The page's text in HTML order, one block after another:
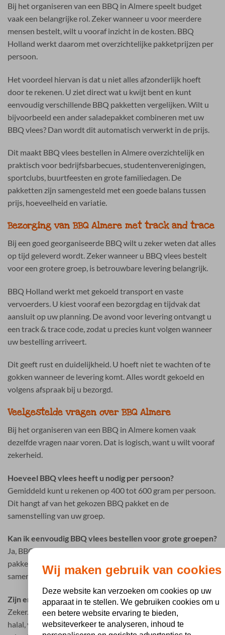
Bij het organiseren van een BBQ in Almere speelt budget
vaak een belangrijke rol. Zeker wanneer u voor meerdere
mensen bestelt, wilt u vooraf inzicht in de kosten. BBQ
Holland werkt daarom met overzichtelijke pakketprijzen per
persoon.
Het voordeel hiervan is dat u niet alles afzonderlijk hoeft
door te rekenen. U ziet direct wat u kwijt bent en kunt
eenvoudig verschillende BBQ pakketten vergelijken. Wilt u
bijvoorbeeld een ander saladepakket combineren met uw
BBQ vlees? Dan wordt dit automatisch verwerkt in de prijs.
Dit maakt BBQ vlees bestellen in Almere overzichtelijk en
praktisch voor bedrijfsbarbecues, studentenverenigingen,
sportclubs, buurtfeesten en grote familiedagen. De
pakketten zijn samengesteld met een goede balans tussen
prijs, hoeveelheid en variatie.
Bezorging van BBQ Almere met track and trace
Bij een goed georganiseerde BBQ wilt u zeker weten dat alles
op tijd geleverd wordt. Zeker wanneer u BBQ vlees bestelt
voor een grotere groep, is betrouwbare levering belangrijk.
BBQ Holland werkt met gekoeld transport en vaste
vervoerders. U kiest vooraf een bezorgdag en tijdvak dat
aansluit op uw planning. De avond voor levering ontvangt u
een track & trace code, zodat u precies kunt volgen wanneer
uw bestelling arriveert.
Dit geeft rust en duidelijkheid. U hoeft niet te wachten of te
gokken wanneer de levering komt. Alles wordt gekoeld en
volgens afspraak bij u bezorgd.
Veelgestelde vragen over BBQ Almere
Bij het organiseren van een BBQ in Almere komen vaak
dezelfde vragen naar voren. Dat is logisch, want u wilt vooraf
zekerheid.
Hoeveel BBQ vlees heeft u nodig per persoon?
Gemiddeld kunt u rekenen op 400 tot 600 gram per persoon.
Dit hangt af van het gekozen BBQ pakket en de
samenstelling van uw groep.
Kan ik eenvoudig BBQ vlees bestellen voor grote groepen?
Ja, BBQ Holland is gespecialiseerd in complete BBQ
pakketten voor groepen. Hierdoor hoeft u niet alles los
samen te stellen.
Zijn er ook opties voor dieetwensen?
Zeker. Er zijn verschillende mogelijkheden beschikbaar zoals
halal, vegetarisch en glutenvrij. Zo houdt u eenvoudig
Wij maken gebruik van cookies
Deze website kan verzoeken om cookies op uw
apparaat in te stellen. We gebruiken cookies om u
een betere website ervaring te bieden,
websiteverkeer te analyseren, inhoud te